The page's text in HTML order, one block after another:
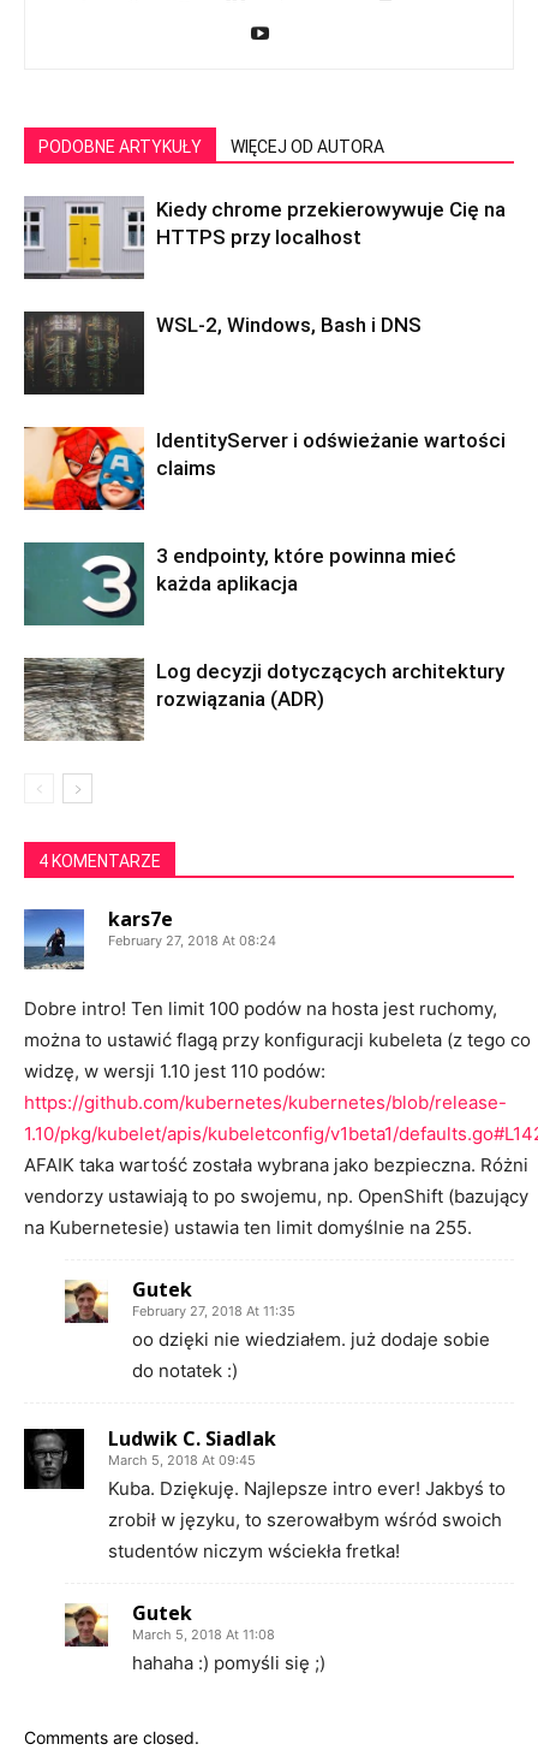
PODOBNE ARTYKUŁY WIĘCEJ OD AUTORA
Kiedy chrome przekierowywuje Cię na
HTTPS przy localhost
WSL-2, Windows, Bash i DNS
IdentityServer i odświeżanie wartości
claims
3 endpointy, które powinna mieć
każda aplikacja
Log decyzji dotyczących architektury
rozwiązania (ADR)
4 KOMENTARZE
kars7e
February 27, 2018 At 08:24
Dobre intro! Ten limit 100 podów na hosta jest ruchomy,
można to ustawić flagą przy konfiguracji kubeleta (z tego co
widzę, w wersji 1.10 jest 110 podów:
https://github.com/kubernetes/kubernetes/blob/release-
1.10/pkg/kubelet/apis/kubeletconfig/v1beta1/
AFAIK taka wartość została wybrana jako bezpieczna. Różni
vendorzy ustawiają to po swojemu, np. OpenShift (bazujący
na Kubernetesie) ustawia ten limit domyślnie na 255.
Gutek
February 27, 2018 At 11:35
oo dzięki nie wiedziałem. już dodaje sobie
do notatek :)
Ludwik C. Siadlak
March 5, 2018 At 09:45
Kuba. Dziękuję. Najlepsze intro ever! Jakbyś to
zrobił w języku, to szerowałbym wśród swoich
studentów niczym wściekła fretka!
Gutek
March 5, 2018 At 11:08
hahaha :) pomyśli się ;)
Comments are closed.